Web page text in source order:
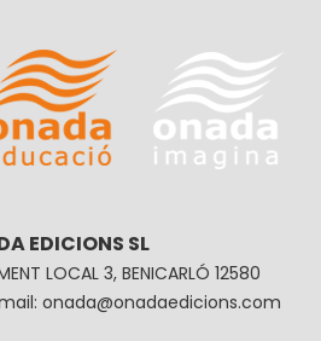
EDICIONS SL
LOCAL 3, BENICARLÓ 12580
onada@onadaedicions.com